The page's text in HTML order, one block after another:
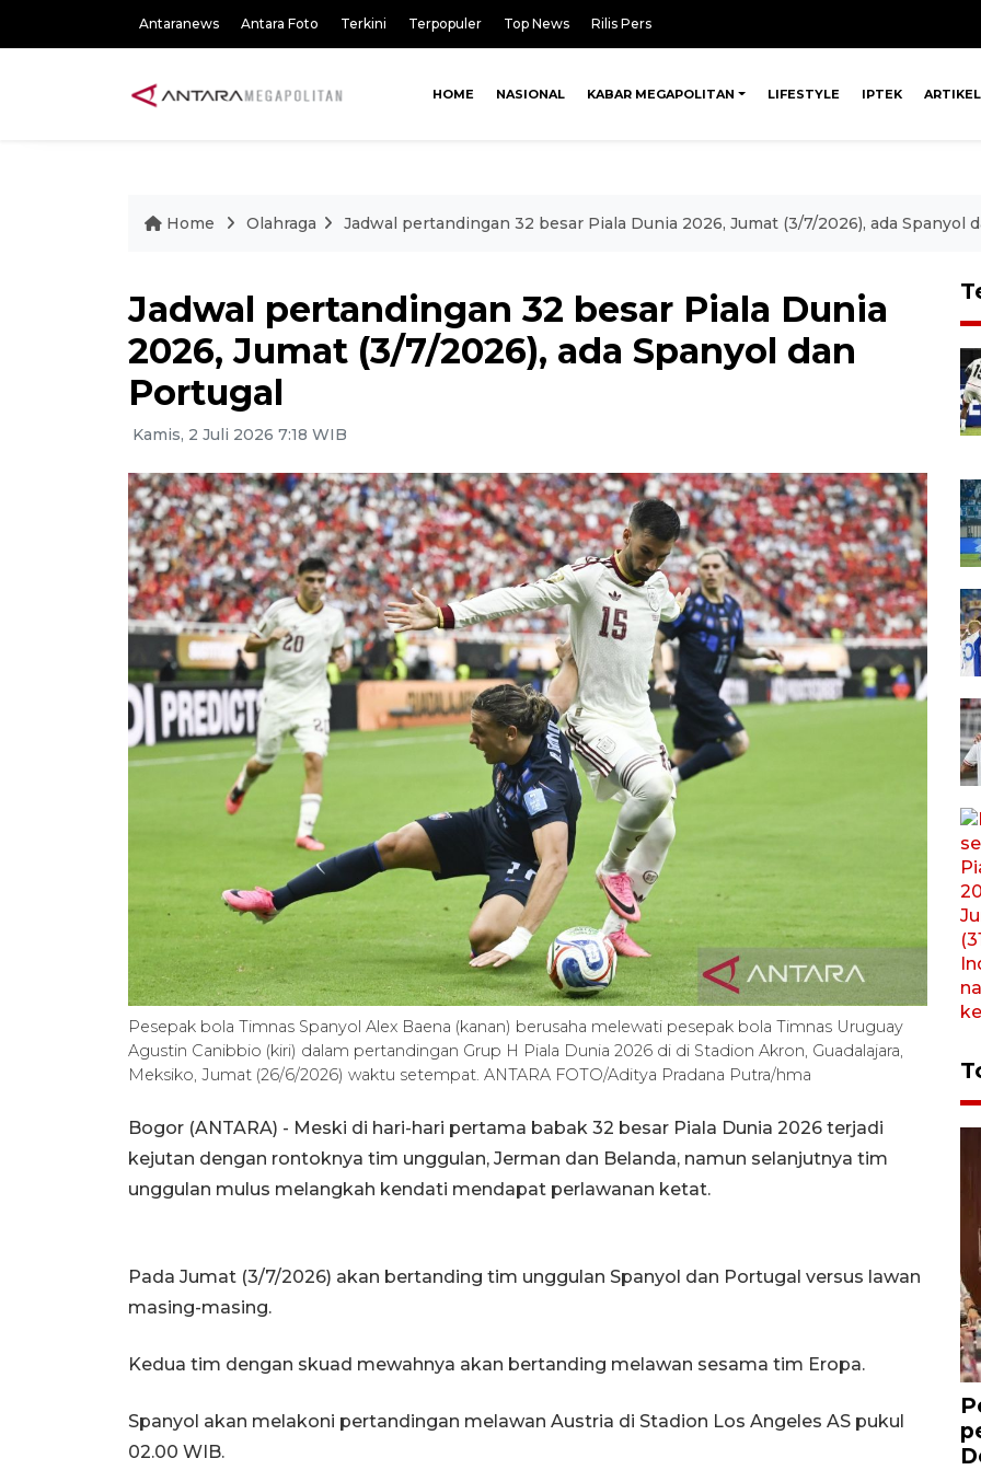
Antaranews Antara Foto Terkini Terpopuler Top News Rilis Pers
HOME NASIONAL KABAR MEGAPOLITAN LIFESTYLE IPTEK ARTIKEL
Home Olahraga Jadwal pertandingan 32 besar Piala Dunia 2026, Jumat (3/7/2026), ada Spanyol
Jadwal pertandingan 32 besar Piala Dunia
2026, Jumat (3/7/2026), ada Spanyol dan
Portugal
Kamis, 2 Juli 2026 7:18 WIB
Pesepak bola Timnas Spanyol Alex Baena (kanan) berusaha melewati pesepak bola Timnas Uruguay
Agustin Canibbio (kiri) dalam pertandingan Grup H Piala Dunia 2026 di di Stadion Akron, Guadalajara,
Meksiko, Jumat (26/6/2026) waktu setempat. ANTARA FOTO/Aditya Pradana Putra/hma
Bogor (ANTARA) - Meski di hari-hari pertama babak 32 besar Piala Dunia 2026 terjadi
kejutan dengan rontoknya tim unggulan, Jerman dan Belanda, namun selanjutnya tim
unggulan mulus melangkah kendati mendapat perlawanan ketat.
Pada Jumat (3/7/2026) akan bertanding tim unggulan Spanyol dan Portugal versus lawan
masing-masing.
Kedua tim dengan skuad mewahnya akan bertanding melawan sesama tim Eropa.
Spanyol akan melakoni pertandingan melawan Austria di Stadion Los Angeles AS pukul
02.00 WIB.